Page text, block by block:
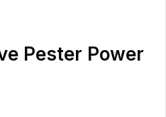
Pester Power